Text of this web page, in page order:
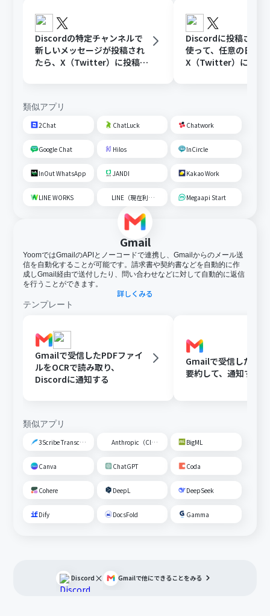
Discordの特定チャンネルで
新しいメッセージが投稿され
たら、X（Twitter）に投稿す
Discordに投稿され
使って、任意の日時に
X（Twitter）に投稿
類似アプリ
2Chat ChatLuck Chatwork
Google Chat Hilos InCircle
InOut WhatsApp JANDI Kakao Work
LINE WORKS LINE（現在利用不可） Megaapi Start
Gmail
YoomではGmailのAPIとノーコードで連携し、Gmailからのメール送
信を自動化することが可能です。請求書や契約書などを自動的に作
成しGmail経由で送付したり、問い合わせなどに対して自動的に返信
を行うことができます。
詳しくみる
テンプレート
Gmailで受信したPDFファイ
ルをOCRで読み取り、
Discordに通知する
Gmailで受信した内
要約して、通知する
類似アプリ
3Scribe Transcription Anthropic（Claude） BigML
Canva ChatGPT Coda
Cohere DeepL DeepSeek
Dify DocsFold Gamma
Discord × Gmailで他にできることをみる